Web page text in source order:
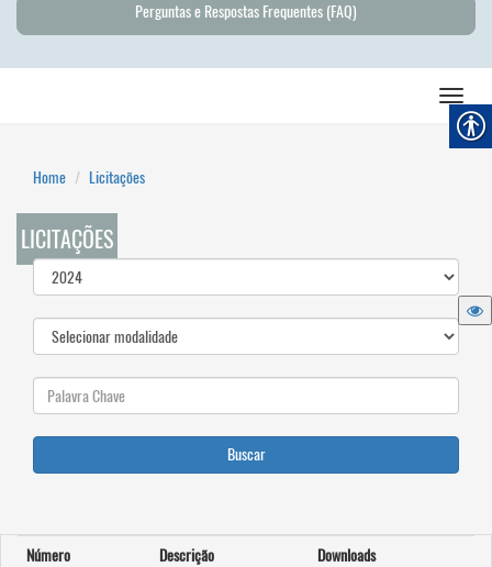
Perguntas e Respostas Frequentes (FAQ)
Home Licitações
LICITAÇÕES
Buscar
Número Descrição Downloads